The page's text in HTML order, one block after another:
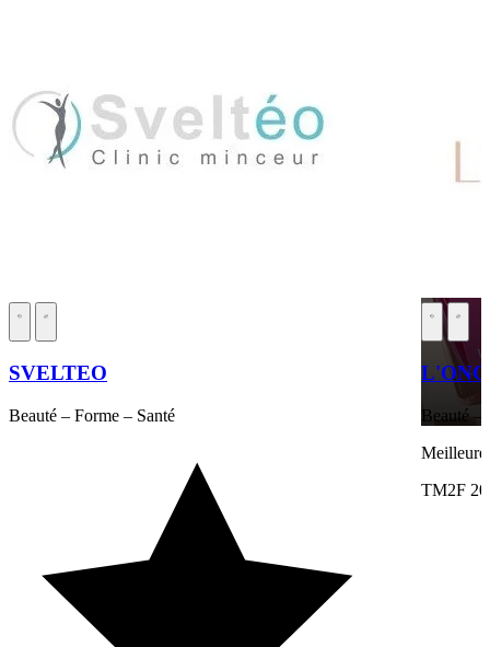
SVELTEO
Beauté – Forme – Santé
Beauté –
Meilleure
TM2F